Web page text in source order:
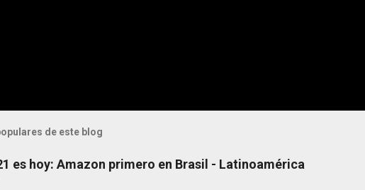
de este blog
es hoy: Amazon primero en Brasil - Latinoamérica